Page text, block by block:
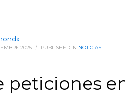
2025 / PUBLISHED IN NOTICIAS
peticiones